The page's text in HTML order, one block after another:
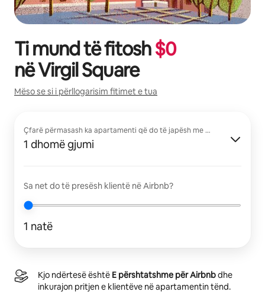
Ti mund të fitosh$0
nëVirgil Square
Mëso se si i përllogarisim fitimet e tua
Çfarë përmasash ka apartamenti që do të japësh me qira?
1 dhomë gjumi
Sa net do të presësh klientë në Airbnb?
1 natë
Kjo ndërtesë është E përshtatshme për Airbnbdhe
inkurajon pritjen e klientëve në apartamentin tënd.